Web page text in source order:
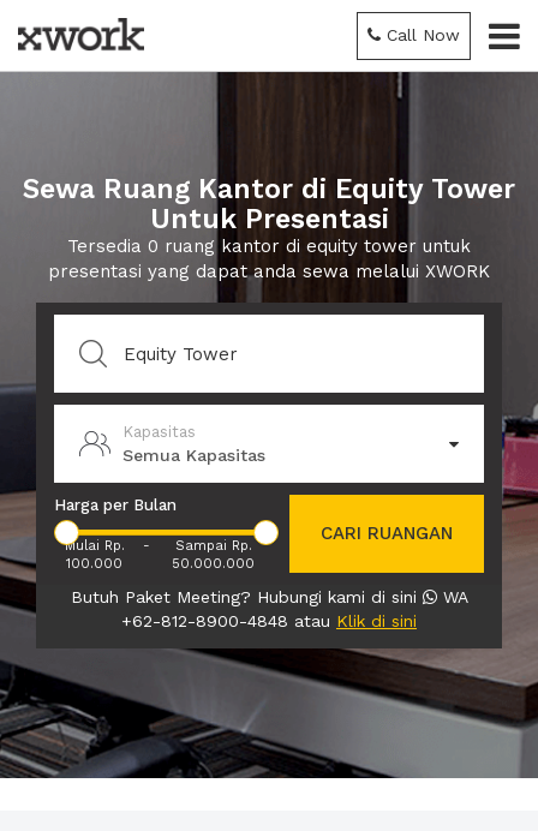
Call Now
Sewa Ruang Kantor di Equity Tower
Untuk Presentasi
Tersedia 0 ruang kantor di equity tower untuk
presentasi yang dapat anda sewa melalui XWORK
Kapasitas
Semua Kapasitas
Harga per Bulan
Mulai Rp.
100.000
-
Sampai Rp.
50.000.000
CARI RUANGAN
Butuh Paket Meeting? Hubungi kami di sini
WA
+62-812-8900-4848 atau Klik di sini